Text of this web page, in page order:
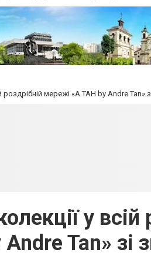
роздрібній мережі «А.ТАН by Andre Tan»
у всій
Tan» зі